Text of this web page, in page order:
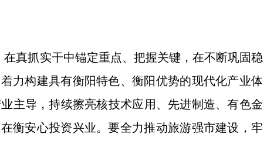
真抓实干中锚定重点、把握关键，在不断巩固稳
力构建具有衡阳特色、衡阳优势的现代化产业体
主导，持续擦亮核技术应用、先进制造、有色金
衡安心投资兴业。要全力推动旅游强市建设，牢